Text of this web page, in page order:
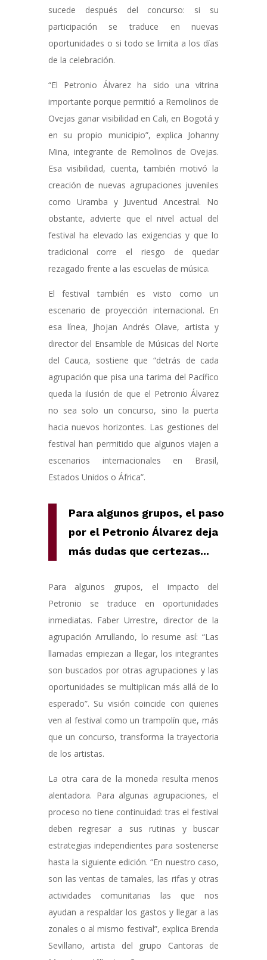
sucede después del concurso: si su
participación se traduce en nuevas
oportunidades o si todo se limita a los días
de la celebración.
“El Petronio Álvarez ha sido una vitrina
importante porque permitió a Remolinos de
Ovejas ganar visibilidad en Cali, en Bogotá y
en su propio municipio”, explica Johanny
Mina, integrante de Remolinos de Ovejas.
Esa visibilidad, cuenta, también motivó la
creación de nuevas agrupaciones juveniles
como Uramba y Juventud Ancestral. No
obstante, advierte que el nivel actual del
festival ha elevado las exigencias y que lo
tradicional corre el riesgo de quedar
rezagado frente a las escuelas de música.
El festival también es visto como un
escenario de proyección internacional. En
esa línea, Jhojan Andrés Olave, artista y
director del Ensamble de Músicas del Norte
del Cauca, sostiene que “detrás de cada
agrupación que pisa una tarima del Pacífico
queda la ilusión de que el Petronio Álvarez
no sea solo un concurso, sino la puerta
hacia nuevos horizontes. Las gestiones del
festival han permitido que algunos viajen a
escenarios internacionales en Brasil,
Estados Unidos o África”.
Para algunos grupos, el paso
por el Petronio Álvarez deja
más dudas que certezas...
Para algunos grupos, el impacto del
Petronio se traduce en oportunidades
inmediatas. Faber Urrestre, director de la
agrupación Arrullando, lo resume así: “Las
llamadas empiezan a llegar, los integrantes
son buscados por otras agrupaciones y las
oportunidades se multiplican más allá de lo
esperado”. Su visión coincide con quienes
ven al festival como un trampolín que, más
que un concurso, transforma la trayectoria
de los artistas.
La otra cara de la moneda resulta menos
alentadora. Para algunas agrupaciones, el
proceso no tiene continuidad: tras el festival
deben regresar a sus rutinas y buscar
estrategias independientes para sostenerse
hasta la siguiente edición. “En nuestro caso,
son las ventas de tamales, las rifas y otras
actividades comunitarias las que nos
ayudan a respaldar los gastos y llegar a las
zonales o al mismo festival”, explica Brenda
Sevillano, artista del grupo Cantoras de